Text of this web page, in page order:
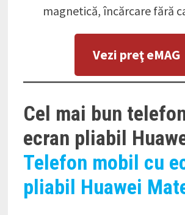
magnetică, încărcare fără
Vezi preţ eMAG
Cel mai bun
ecran pliabil
Telefon mobil cu
pliabil Huawei